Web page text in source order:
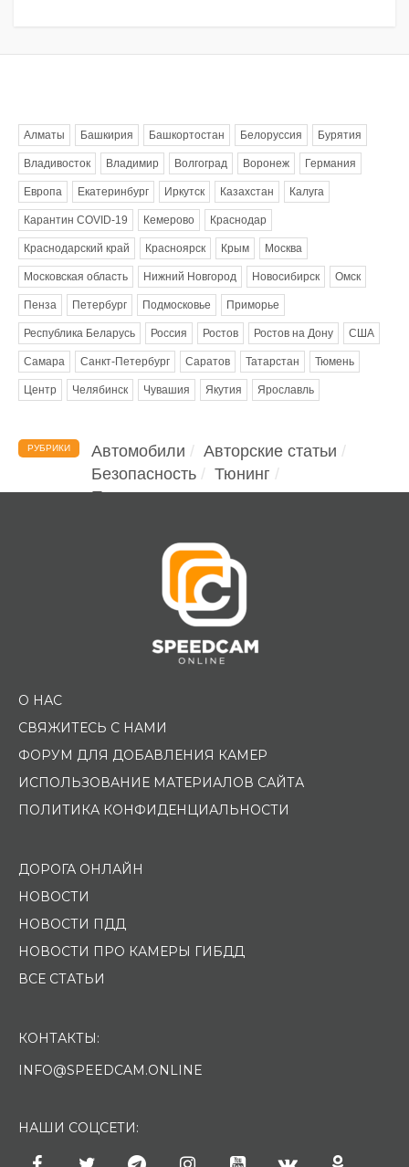
Алматы Башкирия Башкортостан Белоруссия Бурятия
Владивосток Владимир Волгоград Воронеж Германия
Европа Екатеринбург Иркутск Казахстан Калуга
Карантин COVID-19 Кемерово Краснодар
Краснодарский край Красноярск Крым Москва
Московская область Нижний Новгород Новосибирск Омск
Пенза Петербург Подмосковье Приморье
Республика Беларусь Россия Ростов Ростов на Дону США
Самара Санкт-Петербург Саратов Татарстан Тюмень
Центр Челябинск Чувашия Якутия Ярославль
РУБРИКИ Автомобили
Авторские статьи
Безопасность
Тюнинг
Помощь водителю
О НАС
СВЯЖИТЕСЬ С НАМИ
ФОРУМ ДЛЯ ДОБАВЛЕНИЯ КАМЕР
ИСПОЛЬЗОВАНИЕ МАТЕРИАЛОВ САЙТА
ПОЛИТИКА КОНФИДЕНЦИАЛЬНОСТИ
ДОРОГА ОНЛАЙН
НОВОСТИ
НОВОСТИ ПДД
НОВОСТИ ПРО КАМЕРЫ ГИБДД
ВСЕ СТАТЬИ
КОНТАКТЫ:
INFO@SPEEDCAM.ONLINE
НАШИ СОЦСЕТИ: